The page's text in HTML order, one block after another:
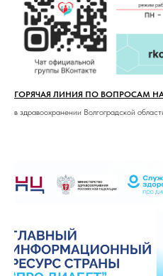
ГОРЯЧАЯ ЛИНИЯ ПО ВОПРОСАМ
в здравоохранении Волгоградской